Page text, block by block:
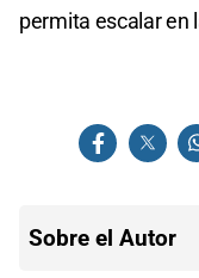
permita escalar en
Sobre el Autor